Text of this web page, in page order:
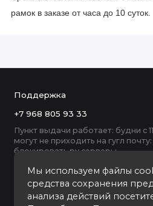
рамок в заказе от часа до 10 суток.
Мы используем файлы
средства сохранения
анализа действий
Поддержка
+7 968 805 93 33
Пункт выдачи работает: будни с
могут не приходить на гугл почту:
блокировать ру серверы